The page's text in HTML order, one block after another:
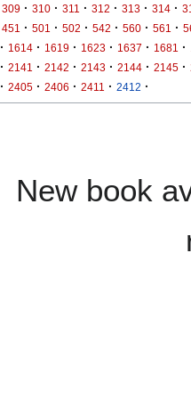
309 · 310 · 311 · 312 · 313 · 314 ·
451 · 501 · 502 · 542 · 560 · 561 ·
· 1614 · 1619 · 1623 · 1637 · 1681 ·
· 2141 · 2142 · 2143 · 2144 · 2145 ·
· 2405 · 2406 · 2411 · 2412 ·
New book